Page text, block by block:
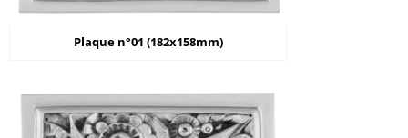
Plaque n°01 (182x158mm)